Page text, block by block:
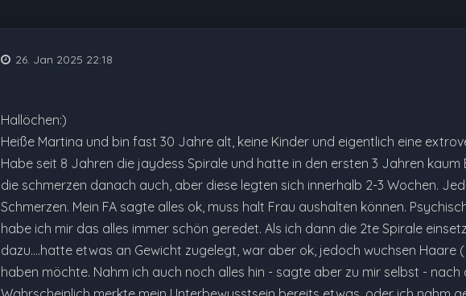
26. Jan 2025 22:18
Hallöchen:)
Heiße Martina und bin fast 30 Jahre alt, keine Kinder und eigentlich eine
Habe seit 8 Jahren die jaydess Spirale und hatte in den ersten 3 Jahren
die schmerzen danach auch, aber diese legten sich innerhalb 2-3 Wochen.
Schmerzen. Mein FA sagte alles ok, muss halt Frau aushalten können.
habe ich mir das alles immer schön geredet. Als ich dann die 2te Spirale
dazu....hatte etwas an Gewicht zugelegt, war aber ok, jedoch wuchsen Haare
haben möchte. Nahm ich auch noch alles hin - sagte aber zu mir selbst - nach